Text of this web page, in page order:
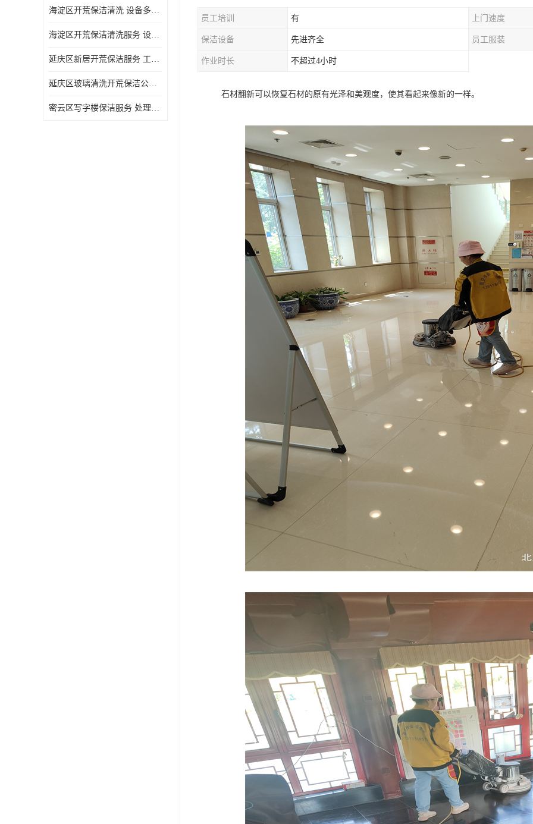
海淀区开荒保洁清洗 设备多样 避免会留下卫生死角
海淀区开荒保洁清洗服务 设备多样 清洁知识全面
延庆区新居开荒保洁服务 工程类别多 避免会留下卫生死角
延庆区玻璃清洗开荒保洁公司电话 处理细致 清洁知识全面
密云区写字楼保洁服务 处理细致 避免会留下卫生死角
员工培训 有 上门速度
保洁设备 先进齐全 员工服装
作业时长 不超过4小时
石材翻新可以恢复石材的原有光泽和美观度，使其看起来像新的一样。